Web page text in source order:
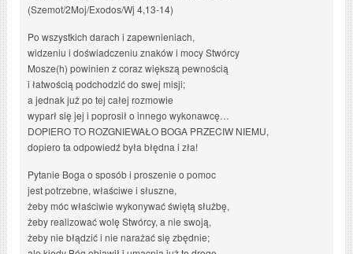
(Szemot/2Moj/Exodos/Wj 4,13-14)
Po wszystkich darach i zapewnieniach,
widzeniu i doświadczeniu znaków i mocy Stwórcy
Mosze(h) powinien z coraz większą pewnością
i łatwością podchodzić do swej misji;
a jednak już po tej całej rozmowie
wyparł się jej i poprosił o innego wykonawcę…
DOPIERO TO ROZGNIEWAŁO BOGA PRZECIW NIEMU,
dopiero ta odpowiedź była błędna i zła!
Pytanie Boga o sposób i proszenie o pomoc
jest potrzebne, właściwe i słuszne,
żeby móc właściwie wykonywać świętą służbę,
żeby realizować wolę Stwórcy, a nie swoją,
żeby nie błądzić i nie narażać się zbędnie;